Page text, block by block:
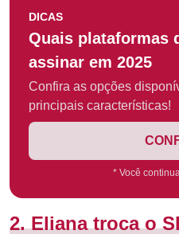
DICAS
Quais plataformas
assinar em 2025
Confira as opções
principais características!
* Você
2. Eliana troca o